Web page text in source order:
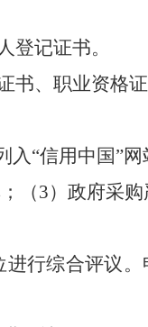
登记证书。
、职业资格证
“信用中国”网
（3）政府采购
行综合评议